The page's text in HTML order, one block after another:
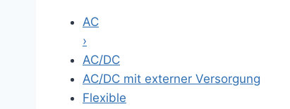
AC
›
AC/DC
AC/DC mit externer Versorgung
Flexible